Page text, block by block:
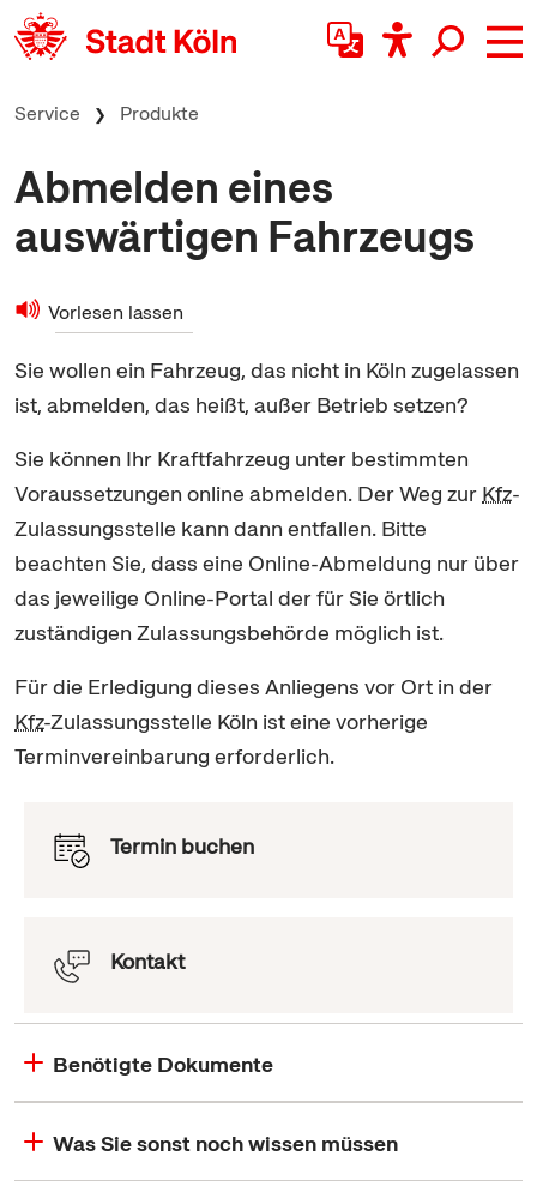
zum Inhalt springen
Service Produkte
Abmelden eines
auswärtigen Fahrzeugs
Vorlesen lassen
Sie wollen ein Fahrzeug, das nicht in Köln zugelassen
ist, abmelden, das heißt, außer Betrieb setzen?
Sie können Ihr Kraftfahrzeug unter bestimmten
Voraussetzungen online abmelden. Der Weg zur Kfz-
Zulassungsstelle kann dann entfallen. Bitte
beachten Sie, dass eine Online-Abmeldung nur über
das jeweilige Online-Portal der für Sie örtlich
zuständigen Zulassungsbehörde möglich ist.
Für die Erledigung dieses Anliegens vor Ort in der
Kfz-Zulassungsstelle Köln ist eine vorherige
Terminvereinbarung erforderlich.
Termin buchen
Kontakt
Benötigte Dokumente
Was Sie sonst noch wissen müssen